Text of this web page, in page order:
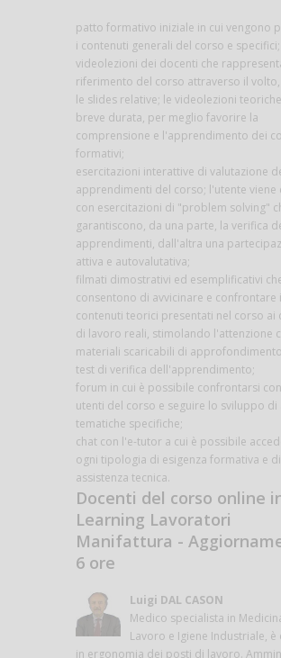
patto formativo iniziale in cui vengono
i contenuti generali del corso e specifici;
videolezioni dei docenti che
riferimento del corso attraverso il volto,
le slides relative; le videolezioni
breve durata, per meglio favorire la
comprensione e l'apprendimento dei
formativi;
esercitazioni interattive di valutazione
apprendimenti del corso; l'utente viene
con esercitazioni di "problem solving"
garantiscono, da una parte, la verifica
apprendimenti, dall'altra una
attiva e autovalutativa;
filmati dimostrativi ed esemplificativi
consentono di avvicinare e confrontare i
contenuti teorici presentati nel corso ai
di lavoro reali, stimolando l'attenzione
materiali scaricabili di
test di verifica dell'apprendimento;
forum in cui è possibile confrontarsi
utenti del corso e seguire lo sviluppo di
tematiche specifiche;
chat con l'e-tutor a cui è possibile
ogni tipologia di esigenza formativa e di
assistenza tecnica.
Docenti del corso online
Learning Lavoratori
Manifattura -
6 ore
Luigi DAL CASON
Medico specialista in
Lavoro e Igiene Industriale, è
in ergonomia dei posti di lavoro.